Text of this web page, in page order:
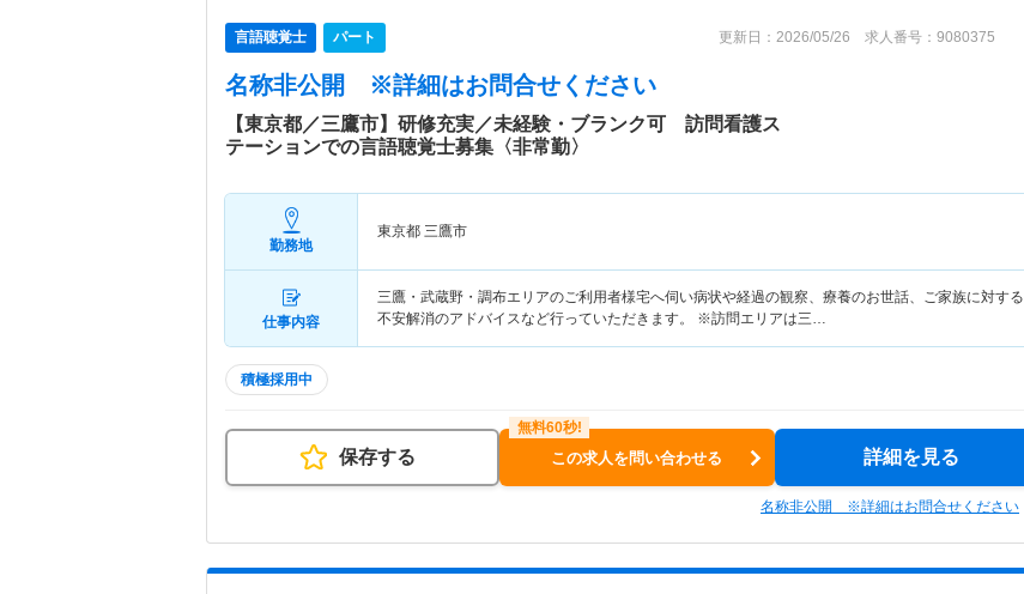
言語聴覚士 パート 更新日：2026/05/26 求人番号：9080375
名称非公開 ※詳細はお問合せください
【東京都／三鷹市】研修充実／未経験・ブランク可 訪問看護ス
テーションでの言語聴覚士募集〈非常勤〉
勤務地
東京都 三鷹市
仕事内容
三鷹・武蔵野・調布エリアのご利用者様宅へ伺い病状や経過の観察、療養のお世話、ご家族に対する
不安解消のアドバイスなど行っていただきます。 ※訪問エリアは三…
積極採用中
保存する この求人を問い合わせる 詳細を見る
名称非公開 ※詳細はお問合せください